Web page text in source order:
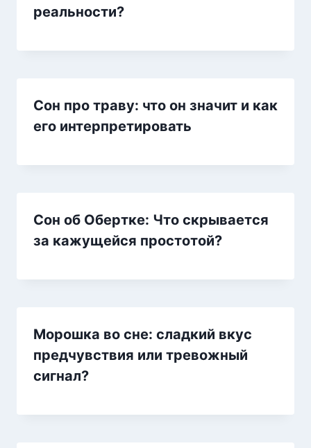
реальности?
Сон про траву: что он значит и как
его интерпретировать
Сон об Обертке: Что скрывается
за кажущейся простотой?
Морошка во сне: сладкий вкус
предчувствия или тревожный
сигнал?